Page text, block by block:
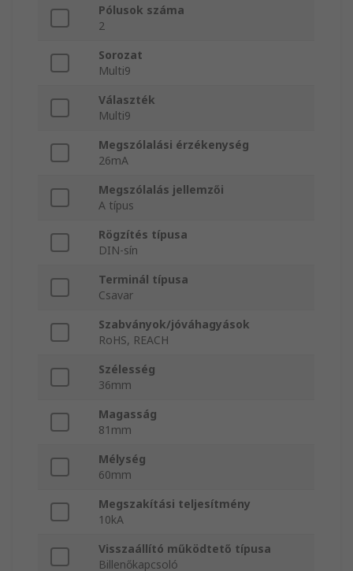
Pólusok száma
2
Sorozat
Multi9
Választék
Multi9
Megszólalási érzékenység
26mA
Megszólalás jellemzői
A típus
Rögzítés típusa
DIN-sín
Terminál típusa
Csavar
Szabványok/jóváhagyások
RoHS, REACH
Szélesség
36mm
Magasság
81mm
Mélység
60mm
Megszakítási teljesítmény
10kA
Visszaállító működtető típusa
Billenőkapcsoló